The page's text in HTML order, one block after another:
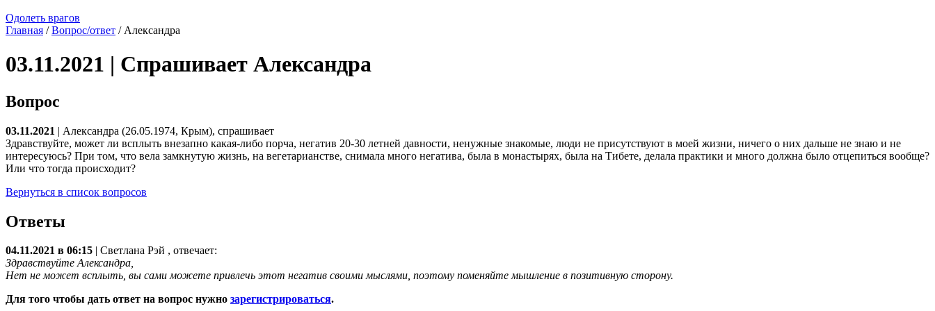
Одолеть врагов
Главная /Вопрос/ответ / Александра
03.11.2021 | Спрашивает Александра
Вопрос
03.11.2021 | Александра (26.05.1974, Крым), спрашивает
Здравствуйте, может ли всплыть внезапно какая-либо порча, негатив 20-30 летней давности, ненужные знакомые, люди не присутствуют в моей жизни, ничего о них дальше не знаю и не
интересуюсь? При том, что вела замкнутую жизнь, на вегетарианстве, снимала много негатива, была в монастырях, была на Тибете, делала практики и много должна было отцепиться вообще?
Или что тогда происходит?
Вернуться в список вопросов
Ответы
04.11.2021 в 06:15 Светлана Рэй , отвечает:
Здравствуйте Александра,
Нет не может всплыть, вы сами можете привлечь этот негатив своими мыслями, поэтому поменяйте мышление в позитивную сторону.
Для того чтобы дать ответ на вопрос нужно зарегистрироваться.